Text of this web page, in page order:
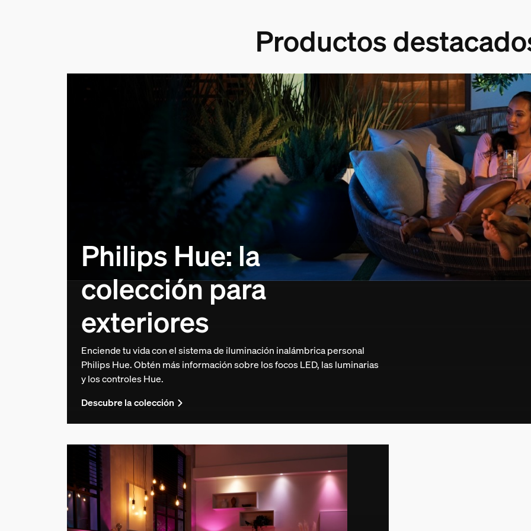
Productos
Philips Hue: la
colección para
exteriores
Enciende tu vida con el sistema de iluminación inalámbrica personal
Philips Hue. Obtén más información sobre los focos LED, las luminarias
y los controles Hue.
Descubre la colección